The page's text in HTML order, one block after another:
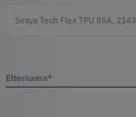
Efternamn*